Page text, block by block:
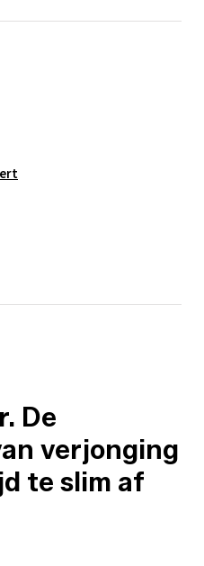
De
verjonging
te slim af